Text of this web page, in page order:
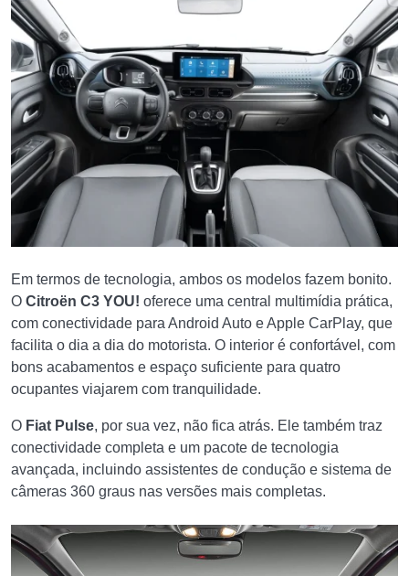
Em termos de tecnologia, ambos os modelos fazem bonito.
O Citroën C3 YOU! oferece uma central multimídia prática,
com conectividade para Android Auto e Apple CarPlay, que
facilita o dia a dia do motorista. O interior é confortável, com
bons acabamentos e espaço suficiente para quatro
ocupantes viajarem com tranquilidade.
O Fiat Pulse, por sua vez, não fica atrás. Ele também traz
conectividade completa e um pacote de tecnologia
avançada, incluindo assistentes de condução e sistema de
câmeras 360 graus nas versões mais completas.